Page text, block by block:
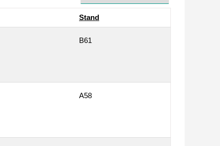
Stand
B61
A58